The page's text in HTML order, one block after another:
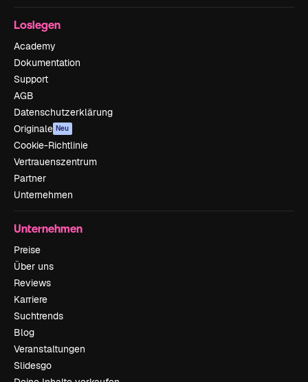
Loslegen
Academy
Dokumentation
Support
AGB
Datenschutzerklärung
Originale Neu
Cookie-Richtlinie
Vertrauenszentrum
Partner
Unternehmen
Unternehmen
Preise
Über uns
Reviews
Karriere
Suchtrends
Blog
Veranstaltungen
Slidesgo